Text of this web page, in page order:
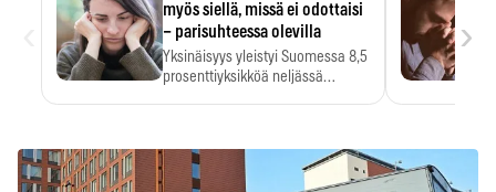
myös siellä, missä ei odottaisi
– parisuhteessa olevilla
Yksinäisyys yleistyi Suomessa 8,5
prosenttiyksikköä neljässä
›